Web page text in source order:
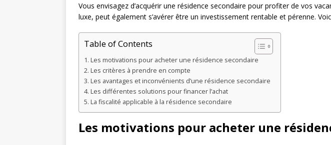
Vous envisagez d’acquérir une résidence secondaire pour profiter de vos
luxe, peut également s’avérer être un investissement rentable et pérenne.
Table of Contents
Les motivations pour acheter une résidence secondaire
Les critères à prendre en compte
Les avantages et inconvénients d’une résidence secondaire
Les différentes solutions pour financer l’achat
La fiscalité applicable à la résidence secondaire
Les motivations pour acheter une